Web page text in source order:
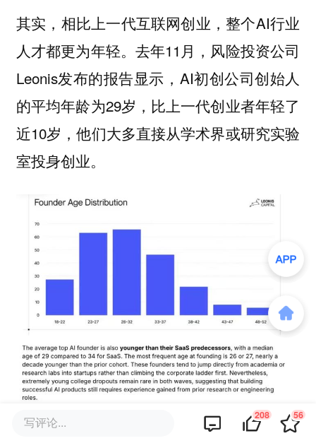
其实，相比上一代互联网创业，整个AI行业
人才都更为年轻。去年11月，风险投资公司
Leonis发布的报告显示，AI初创公司创始人
的平均年龄为29岁，比上一代创业者年轻了
近10岁，他们大多直接从学术界或研究实验
室投身创业。
写评论... 208 56